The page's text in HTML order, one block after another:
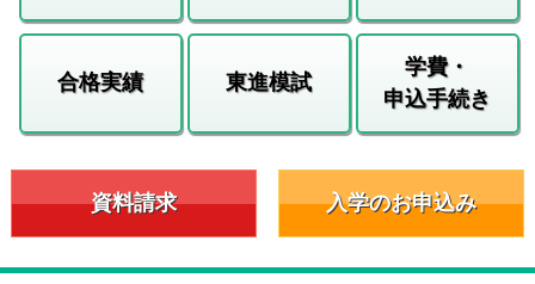
合格実績 東進模試
学費・
申込手続き
資料請求 入学のお申込み